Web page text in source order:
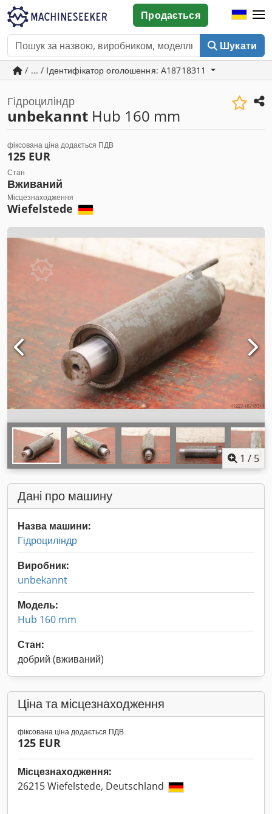
Шукати
Продається
/ ... / Ідентифікатор оголошення: A18718311
Гідроциліндр
unbekannt Hub 160 mm
фіксована ціна додається ПДВ
125 EUR
Стан
Вживаний
Місцезнаходження
Wiefelstede
1 / 5
Дані про машину
Назва машини:
Гідроциліндр
Виробник:
unbekannt
Модель:
Hub 160 mm
Стан:
добрий (вживаний)
Ціна та місцезнаходження
фіксована ціна додається ПДВ
125 EUR
Місцезнаходження:
26215 Wiefelstede, Deutschland